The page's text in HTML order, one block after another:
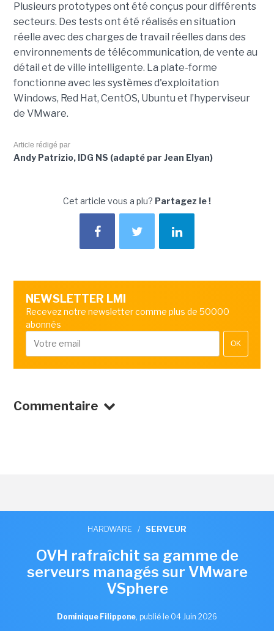
Plusieurs prototypes ont été conçus pour différents
secteurs. Des tests ont été réalisés en situation
réelle avec des charges de travail réelles dans des
environnements de télécommunication, de vente au
détail et de ville intelligente. La plate-forme
fonctionne avec les systèmes d'exploitation
Windows, Red Hat, CentOS, Ubuntu et l’hyperviseur
de VMware.
Article rédigé par
Andy Patrizio, IDG NS (adapté par Jean Elyan)
Cet article vous a plu? Partagez le !
NEWSLETTER LMI
Recevez notre newsletter comme plus de 50000
abonnés
OK
Commentaire
HARDWARE / SERVEUR
OVH rafraîchit sa gamme de
serveurs managés sur VMware
VSphere
Dominique Filippone, publié le 04 Juin 2026